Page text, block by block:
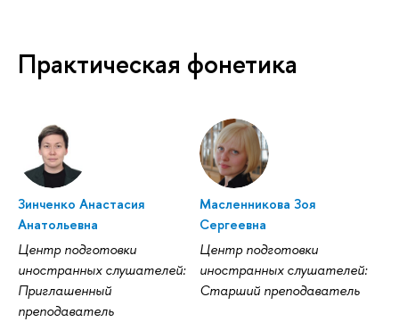
Практическая фонетика
Зинченко Анастасия
Анатольевна
Центр подготовки
иностранных слушателей:
Приглашенный
преподаватель
Масленникова Зоя
Сергеевна
Центр подготовки
иностранных слушателей:
Старший преподаватель